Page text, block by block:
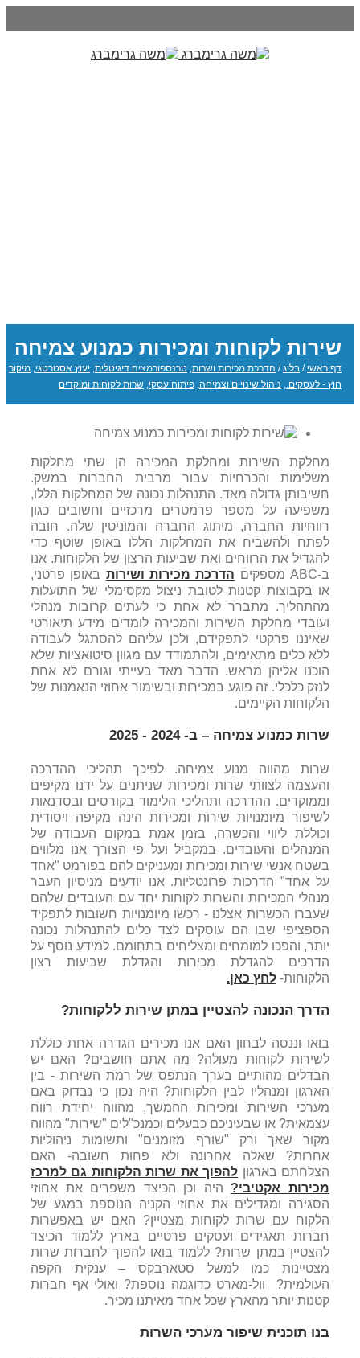
שירות לקוחות ומכירות כמנוע צמיחה
דף ראשי / בלוג / הדרכת מכירות ושרות, טרנספורמציה דיגיטלית, יעוץ אסטרטגי, מיקור
חוץ - לעסקים., ניהול שינויים וצמיחה, פיתוח עסקי, שרות לקוחות ומוקדים
מחלקת השירות ומחלקת המכירה הן שתי מחלקות
משלימות והכרחיות עבור מרבית החברות במשק.
חשיבותן גדולה מאד. התנהלות נכונה של המחלקות הללו,
משפיעה על מספר פרמטרים מרכזיים וחשובים כגון
רווחיות החברה, מיתוג החברה והמוניטין שלה. חובה
לפתח ולהשביח את המחלקות הללו באופן שוטף כדי
להגדיל את הרווחים ואת שביעות הרצון של הלקוחות. אנו
ב-ABC מספקים
הדרכת מכירות ושירות באופן פרטני,
או בקבוצות קטנות לטובת ניצול מקסימלי של התועלות
מהתהליך. מתברר לא אחת כי לעתים קרובות מנהלי
ועובדי מחלקת השירות והמכירה לומדים מידע תיאורטי
שאיננו פרקטי לתפקידם, ולכן עליהם להסתגל לעבודה
ללא כלים מתאימים, ולהתמודד עם מגוון סיטואציות שלא
הוכנו אליהן מראש. הדבר מאד בעייתי וגורם לא אחת
לנזק כלכלי. זה פוגע במכירות ובשימור אחוזי הנאמנות של
הלקוחות הקיימים.
שרות כמנוע צמיחה – ב- 2024 - 2025
שרות מהווה מנוע צמיחה. לפיכך תהליכי ההדרכה
והעצמה לצוותי שרות ומכירות שניתנים על ידנו מקיפים
וממוקדים. ההדרכה ותהליכי הלימוד בקורסים ובסדנאות
לשיפור מיומנויות שירות ומכירות הינה מקיפה ויסודית
וכוללת ליווי והכשרה, בזמן אמת במקום העבודה של
המנהלים והעובדים. במקביל ועל פי הצורך אנו מלווים
בשטח אנשי שירות ומכירות ומעניקים להם בפורמט "אחד
על אחד" הדרכות פרונטליות. אנו יודעים מניסיון העבר
מנהלי המכירות והשרות לקוחות יחד עם העובדים שלהם
שעברו הכשרות אצלנו - רכשו מיומנויות חשובות לתפקיד
הספציפי שבו הם עוסקים לצד כלים להתנהלות נכונה
יותר, והפכו למומחים ומצליחים בתחומם. למידע נוסף על
הדרכים להגדלת מכירות והגדלת שביעות רצון
הלקוחות- לחץ כאן.
הדרך הנכונה להצטיין במתן שירות ללקוחות?
בואו וננסה לבחון האם אנו מכירים הגדרה אחת כוללת
לשירות לקוחות מעולה? מה אתם חושבים? האם יש
הבדלים מהותיים בערך הנתפס של רמת השירות - בין
הארגון ומנהליו לבין הלקוחות? היה נכון כי נבדוק באם
מערכי השירות ומכירות ההמשך, מהווה יחידת רווח
עצמאית? או שבעיניכם כבעלים וכמנכ"לים "שירות" מהווה
מקור שאך ורק "שורף מזומנים" ותשומות ניהוליות
אחרות? שאלה אחרונה ולא פחות חשובה- האם
הצלחתם בארגון להפוך את שרות הלקוחות גם למרכז
מכירות אקטיבי? היה וכן הכיצד משפרים את אחוזי
הסגירה ומגדילים את אחוזי הקניה הנוספת במגע של
הלקוח עם שרות לקוחות מצטיין? האם יש באפשרות
חברות תאגידים ועסקים פרטיים בארץ ללמוד הכיצד
להצטיין במתן שרות? ללמוד בואו להפוך לחברות שרות
מצטיינות כמו למשל סטארבקס – ענקית הקפה
העולמית? וול-מארט כדוגמה נוספת? ואולי אף חברות
קטנות יותר מהארץ שכל אחד מאיתנו מכיר.
בנו תוכנית שיפור מערכי השרות